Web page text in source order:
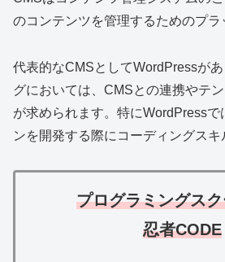
のコンテンツを管理するためのプラ
代表的なCMSとしてWordPressが
グにおいては、CMSとの連携やテ
が求められます。特にWordPressで
ンを開発する際にコーディングスキ
プログラミングス
忍者CODE